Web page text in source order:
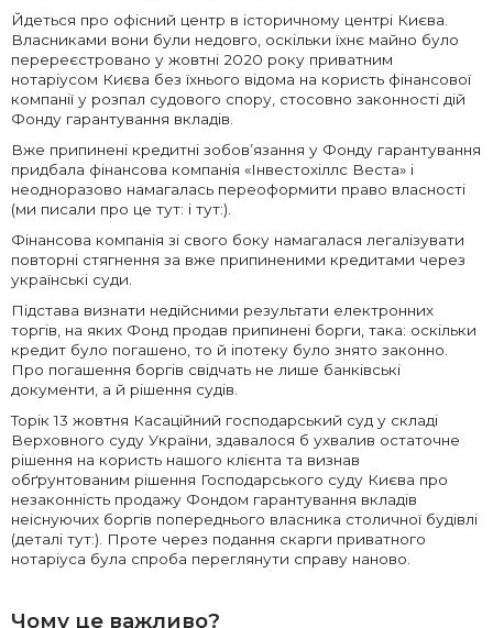
Йдеться про офісний центр в історичному центрі Києва.
Власниками вони були недовго, оскільки їхнє майно було
перереєстровано у жовтні 2020 року приватним
нотаріусом Києва без їхнього відома на користь фінансової
компанії у розпал судового спору, стосовно законності дій
Фонду гарантування вкладів.
Вже припинені кредитні зобов’язання у Фонду гарантування
придбала фінансова компанія «Інвестохіллс Веста» і
неодноразово намагалась переоформити право власності
(ми писали про це тут: і тут:).
Фінансова компанія зі свого боку намагалася легалізувати
повторні стягнення за вже припиненими кредитами через
українські суди.
Підстава визнати недійсними результати електронних
торгів, на яких Фонд продав припинені борги, така: оскільки
кредит було погашено, то й іпотеку було знято законно.
Про погашення боргів свідчать не лише банківські
документи, а й рішення судів.
Торік 13 жовтня Касаційний господарський суд у складі
Верховного суду України, здавалося б ухвалив остаточне
рішення на користь нашого клієнта та визнав
обґрунтованим рішення Господарського суду Києва про
незаконність продажу Фондом гарантування вкладів
неіснуючих боргів попереднього власника столичної будівлі
(деталі тут:). Проте через подання скарги приватного
нотаріуса була спроба переглянути справу наново.
Чому це важливо?